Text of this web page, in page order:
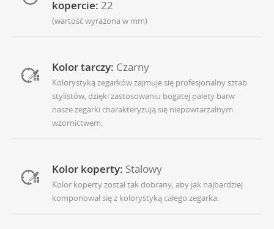
kopercie: 22
(wartość wyrażona w mm)
Kolor tarczy: Czarny
Kolorystyką zegarków zajmuje się profesjonalny sztab
stylistów, dzięki zastosowaniu bogatej palety barw
nasze zegarki charakteryzują się niepowtarzalnym
wzornictwem.
Kolor koperty: Stalowy
Kolor koperty został tak dobrany, aby jak najbardziej
komponował się z kolorystyką całego zegarka.